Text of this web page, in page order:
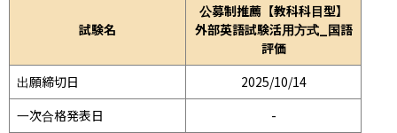
試験名
公募制推薦【教科科目型】
外部英語試験活用方式_国語
評価
出願締切日
2025/10/14
一次合格発表日
-